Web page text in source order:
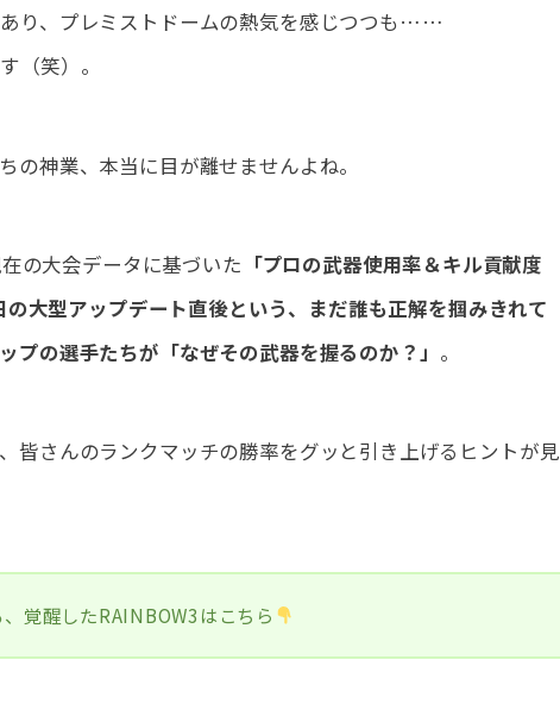
り、プレミストドームの熱気を感じつつも……
（笑）。
の神業、本当に目が離せませんよね。
の大会データに基づいた 「プロの武器使用率＆キル貢献度
大型アップデート直後という、まだ誰も正解を掴みきれて
プの選手たちが「なぜその武器を握るのか？」 。
皆さんのランクマッチの勝率をグッと引き上げるヒントが見
覚醒したRAINBOW3はこちら